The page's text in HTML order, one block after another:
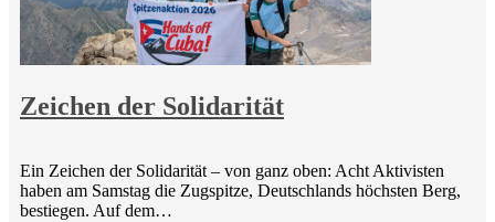
Zeichen der Solidarität
Ein Zeichen der Solidarität – von ganz oben: Acht Aktivisten
haben am Samstag die Zugspitze, Deutschlands höchsten Berg,
bestiegen. Auf dem…